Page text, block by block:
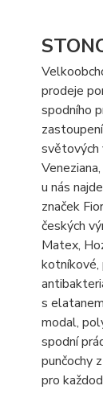
prodeje
spodního
světových
u nás
značek
českých
Matex,
kotníkové,
s
modal,
spodní
punčochy
pro